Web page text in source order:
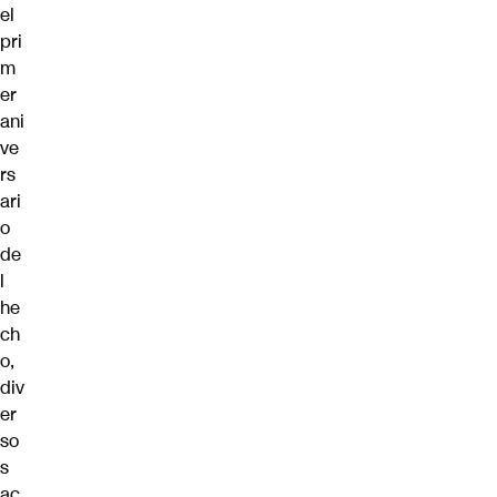
el
pri
m
er
ani
ve
rs
ari
o
de
l
he
ch
o,
div
er
so
s